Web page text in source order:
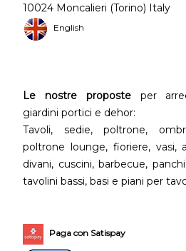
10024 Moncalieri (Torino) Italy
English
Le nostre proposteper
giardini portici e dehor:
Tavoli, sedie, poltrone,
poltrone lounge, fioriere, vasi,
divani, cuscini, barbecue,
tavolini bassi, basi e piani per
Paga con Satispay